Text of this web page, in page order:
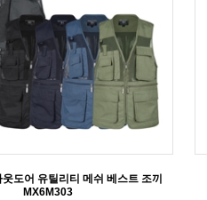
도어 유틸리티 메쉬 베스트 조끼
MX6M303